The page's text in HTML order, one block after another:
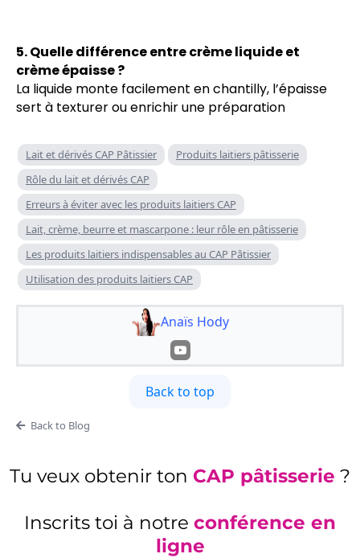
5. Quelle différence entre crème liquide et
crème épaisse ?
La liquide monte facilement en chantilly, l’épaisse
sert à texturer ou enrichir une préparation
Lait et dérivés CAP Pâtissier
Produits laitiers pâtisserie
Rôle du lait et dérivés CAP
Erreurs à éviter avec les produits laitiers CAP
Lait, crème, beurre et mascarpone : leur rôle en pâtisserie
Les produits laitiers indispensables au CAP Pâtissier
Utilisation des produits laitiers CAP
Anaïs Hody
Back to top
Back to Blog
Tu veux obtenir ton CAP pâtisserie ?
Inscrits toi à notre conférence en
ligne